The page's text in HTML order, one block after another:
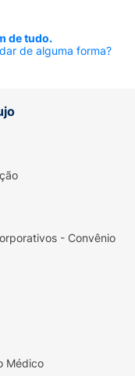
oil free.Produto
testado.
e noite). Aplique de
sobre o rosto
protetor solar com
a exposição ao sol
de tudo.
de alguma forma?
- Convênio
Médico